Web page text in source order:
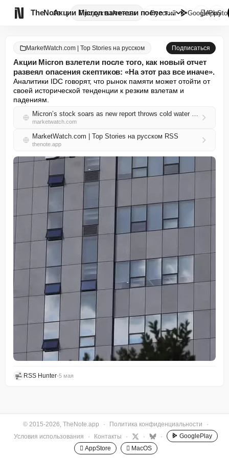
TheNote ПродуктыАгенты Акции Micron взлетели после то...
Русский GooglePlay

MarketWatch.com | Top Stories на русском Подписаться
Акции Micron взлетели после того, как новый отчет
развеял опасения скептиков: «На этот раз все иначе».
Аналитики IDC говорят, что рынок памяти может отойти от
своей исторической тенденции к резким взлетам и
падениям.
Micron’s stock soars as new report throws cold water on the bear case: ‘This time is different.’
marketwatch.com
MarketWatch.com | Top Stories на русском RSS
thenote.app
RSS Hunter•5 мая
© 2015-2026, TheNote.app · Политика конфиденциальности
·
Условия использования
· Контакты · · ·
GooglePlay
 AppStore
 MacOS